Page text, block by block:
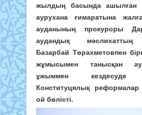
жылдың басында ашылған
аурухана ғимаратына
ауданының прокуроры
аудандық мәслихаттың
Базарбай Төрахметовпен
жұмысымен танысқан
ұжыммен кездесуде
Конституцялық реформалар
ой бөлісті.